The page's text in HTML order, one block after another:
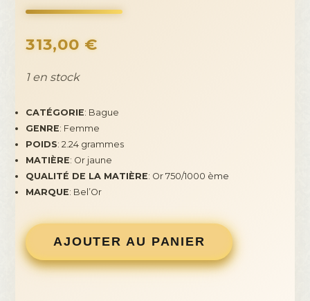
313,00 €
1 en stock
CATÉGORIE: Bague
GENRE: Femme
POIDS: 2.24 grammes
MATIÈRE: Or jaune
QUALITÉ DE LA MATIÈRE: Or 750/1000 ème
MARQUE: Bel’Or
AJOUTER AU PANIER